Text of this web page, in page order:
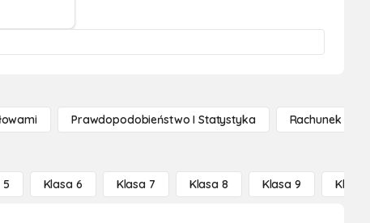
Prawdopodobieństwo I Statystyka Rachunek
5 Klasa 6 Klasa 7 Klasa 8 Klasa 9 Klasa